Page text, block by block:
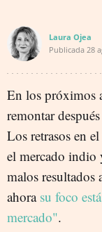
Laura Ojea
Publicada 28
En los próximos
remontar
Los retrasos en
el mercado indio
malos resultados
ahora su foco
mercado".